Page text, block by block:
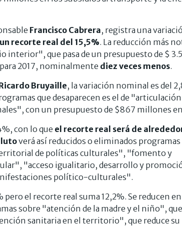
Francisco Cabrera, registra una
un recorte real del 15,5%. La reducción más
interior", que pasa de un presupuesto de $
2017, nominalmente diez veces menos.
Bruyaille, la variación nominal es del
que desaparecen es el de "articulación
con un presupuesto de $867 millones
con lo que el recorte real será de
verá así reducidos o eliminados programas
de políticas culturales", "fomento y
"acceso igualitario, desarrollo y
político-culturales".
el recorte real suma 12,2%. Se reducen en
sobre "atención de la madre y el niño", que
sanitaria en el territorio", que reduce su